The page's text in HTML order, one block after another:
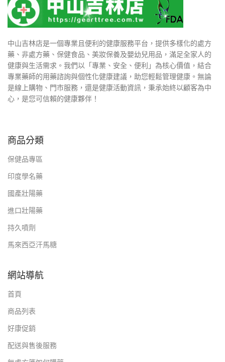
中山吉林店是一個專業且便利的健康服務平台，提供多樣化的處方
藥、非處方藥、保健食品、美妝保養及嬰幼兒用品，滿足全家人的
健康與生活需求。我們以「專業、安全、便利」為核心價值，結合
專業藥師的用藥諮詢與個性化健康建議，助您輕鬆管理健康。無論
是線上購物、門市服務，還是健康活動資訊，秉承始終以顧客為中
心，是您可信賴的健康夥伴！
商品分類
保健品專區
印度學名藥
國產壯陽藥
進口壯陽藥
持久噴劑
馬來西亞汗馬糖
網站導航
首頁
商品列表
好康促銷
配送與售後服務